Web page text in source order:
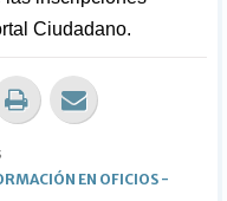
Ciudadano.
EN OFICIOS-